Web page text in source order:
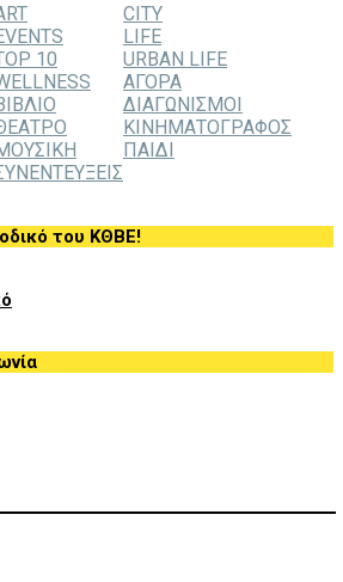
CITY
LIFE
10
URBAN LIFE
ΑΓΟΡΑ
ΔΙΑΓΩΝΙΣΜΟΙ
ΚΙΝΗΜΑΤΟΓΡΑΦΟΣ
ΠΑΙΔΙ
του ΚΘΒΕ!